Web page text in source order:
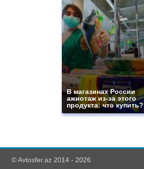
В магазинах России
ажиотаж из-за этого
продукта: что купить?
© Avtosfer.az 2014 - 2026